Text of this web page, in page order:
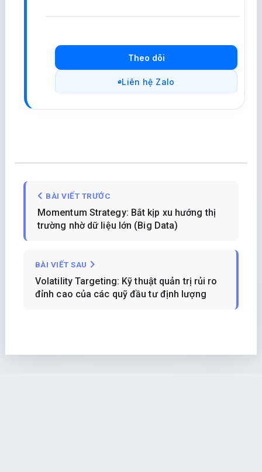
Theo dõi
Liên hệ Zalo
BÀI VIẾT TRƯỚC
Momentum Strategy: Bắt kịp xu hướng thị
trường nhờ dữ liệu lớn (Big Data)
BÀI VIẾT SAU
Volatility Targeting: Kỹ thuật quản trị rủi ro
đỉnh cao của các quỹ đầu tư định lượng